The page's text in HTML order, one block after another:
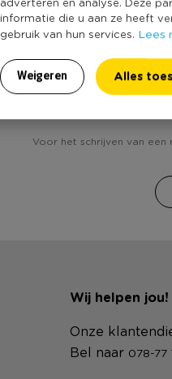
informatie die u aan ze heeft
gebruik van hun services. Lees
Weigeren Alles
Heb jij Kleur en
Voor het schrijven van
Wij helpen jou!
Onze
Bel naar 078-77